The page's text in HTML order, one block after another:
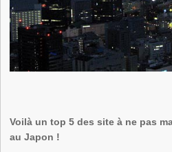
Voilà un top 5 des site à ne pas
au Japon !